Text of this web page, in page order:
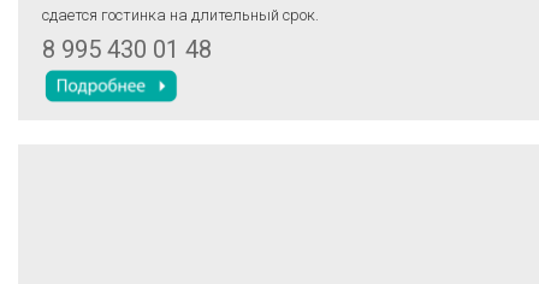
сдается гостинка на длительный срок.
8 995 430 01 48